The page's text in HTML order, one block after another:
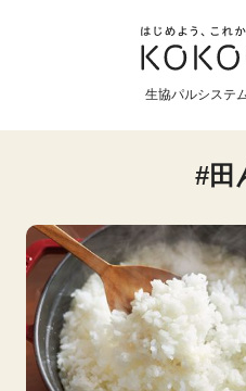
生協パルシステ
産直 食育
暮らしと社会
環境と平和
生協の宅配パルシステム
田